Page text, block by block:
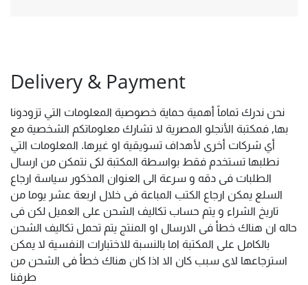
Delivery & Payment
نحن ندرك تماماً أهمية حماية خصوصية المعلومات التي تزودونا
بها, فمكتبة الأنجلو المصرية لا تشارك معلوماتكم الشخصية مع
أي شركات أخرى لأهداف تسويقية او غيرها. المعلومات التي
نطلبها تستخدم فقط بواسطة المكتبة لكى نتمكن من ارسال
الطلبات فى دقه و سرعة الى العنوان المذكور سياسة ارجاع
السلع يمكن ارجاع الكتب المباعة فى خلال اربعة عشر يوما من
تاريخ الشراء و يتم حساب تكاليف الشحن على العميل لكن فى
حاله ان هناك خطأ فى الارسال او المنتج يتم تحمل تكاليف الشحن
بالكامل على المكتبة اما بالنسبة للاختبارات النفسية لا يمكن
استرجاعها لاى سبب كان الا اذا كان هناك خطأ فى الشحن من
طرفنا